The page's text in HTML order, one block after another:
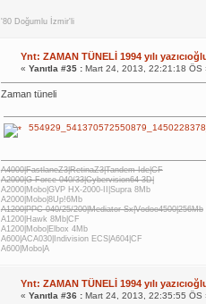
'80 Doğumlu İzmir'li
Ynt: ZAMAN TÜNELİ 1994 yılı
« Yanıtla #35 :Mart 24, 2013, 22:21:18 ÖS
Zaman tüneli
A4000|FastlaneZ3|RetinaZ3|Tandem Ide|CF
A2000|G-Force 040/33|Cybervision64-3D|
A2000|Mobo|GVP HX-2000-II|Supra 8Mb
A2000|Mobo|8Up!6Mb
A1200|PPC 040/25/200|Mediator Sx|Vodoo4500|256Mb
A1200|Hawk 8Mb|CF
A1200|Mobo|Elbox 4Mb
A600|ACA030|Indivision ECS|A604|CF
A600|Mobo|A
Ynt: ZAMAN TÜNELİ 1994 yılı
« Yanıtla #36 :Mart 24, 2013, 22:35:55 ÖS